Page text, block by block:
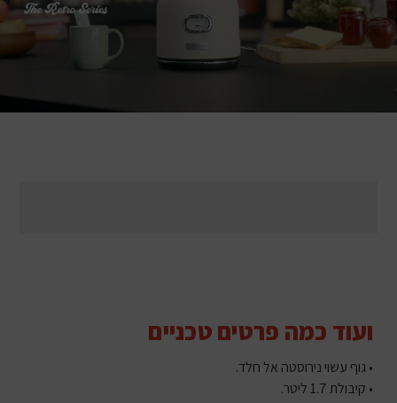
ועוד כמה פרטים טכניים
• גוף עשוי נירוסטה אל חלד.
• קיבולת 1.7 ליטר.